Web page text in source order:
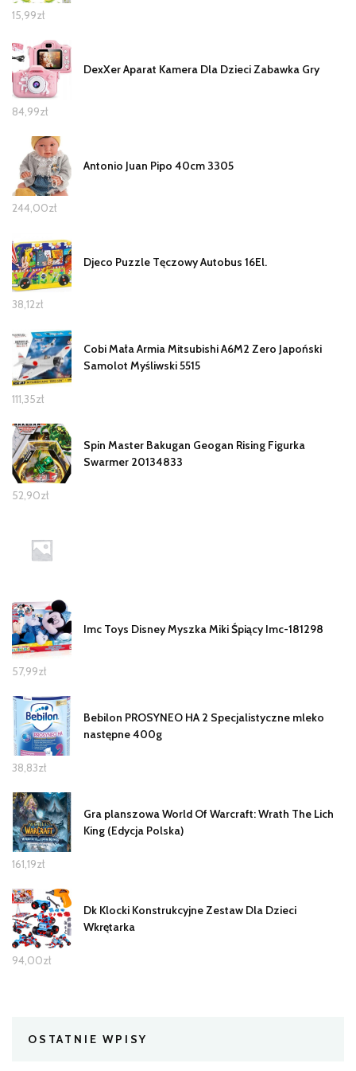
15,99zł
DexXer Aparat Kamera Dla Dzieci Zabawka Gry
84,99zł
Antonio Juan Pipo 40cm 3305
244,00zł
Djeco Puzzle Tęczowy Autobus 16El.
38,12zł
Cobi Mała Armia Mitsubishi A6M2 Zero Japoński
Samolot Myśliwski 5515
111,35zł
Spin Master Bakugan Geogan Rising Figurka
Swarmer 20134833
52,90zł
Imc Toys Disney Myszka Miki Śpiący Imc-181298
57,99zł
Bebilon PROSYNEO HA 2 Specjalistyczne mleko
następne 400g
38,83zł
Gra planszowa World Of Warcraft: Wrath The Lich
King (Edycja Polska)
161,19zł
Dk Klocki Konstrukcyjne Zestaw Dla Dzieci
Wkrętarka
94,00zł
OSTATNIE WPISY